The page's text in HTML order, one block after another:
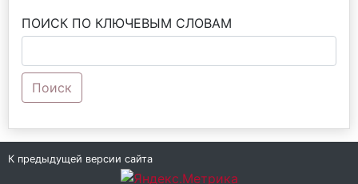
ПОИСК ПО КЛЮЧЕВЫМ СЛОВАМ
Поиск
К предыдущей версии сайта